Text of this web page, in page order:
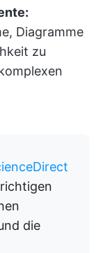
Diagramme
zu
die